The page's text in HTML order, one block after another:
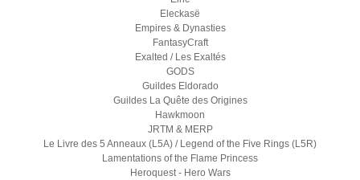
Eleckasë
Empires & Dynasties
FantasyCraft
Exalted / Les Exaltés
GODS
Guildes Eldorado
Guildes La Quête des Origines
Hawkmoon
JRTM & MERP
Le Livre des 5 Anneaux (L5A) / Legend of the Five Rings (L5R)
Lamentations of the Flame Princess
Heroquest - Hero Wars